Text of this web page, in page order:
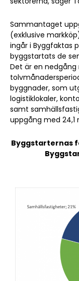
Sammantaget
(exklusive
ingår i Byggfaktas
byggstartats de
Det är en nedgång
byggnader, som
logistiklokaler,
samt
uppgång med 24,1
Byggstarternas